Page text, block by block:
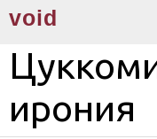
void
ирония